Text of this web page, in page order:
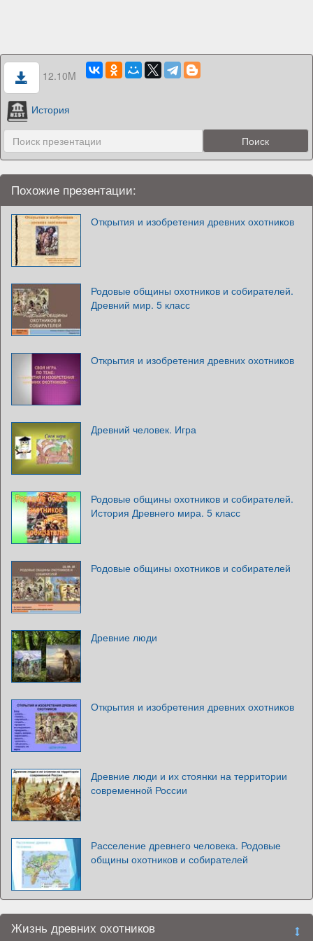
12.10M
История
Похожие презентации:
Открытия и изобретения древних охотников
Родовые общины охотников и собирателей.
Древний мир. 5 класс
Открытия и изобретения древних охотников
Древний человек. Игра
Родовые общины охотников и собирателей.
История Древнего мира. 5 класс
Родовые общины охотников и собирателей
Древние люди
Открытия и изобретения древних охотников
Древние люди и их стоянки на территории
современной России
Расселение древнего человека. Родовые
общины охотников и собирателей
Жизнь древних охотников